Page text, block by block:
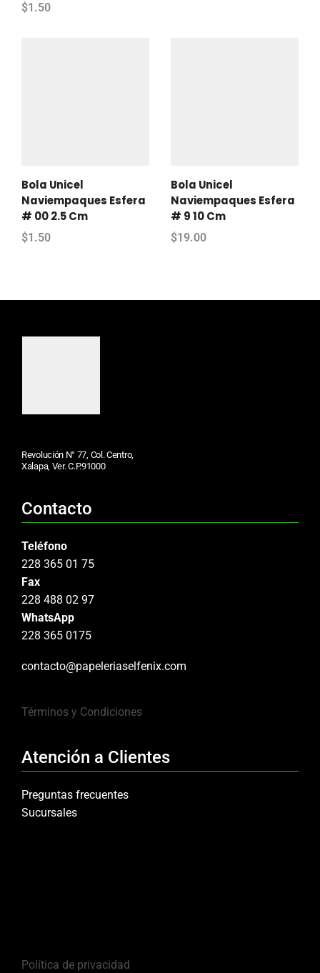
$1.50
Bola Unicel
Naviempaques Esfera
# 00 2.5 Cm
$1.50
Bola Unicel
Naviempaques Esfera
# 9 10 Cm
$19.00
Revolución N° 77, Col. Centro,
Xalapa, Ver. C.P.91000
Contacto
Teléfono
228 365 01 75
Fax
228 488 02 97
WhatsApp
228 365 0175
contacto@papeleriaselfenix.com
Términos y Condiciones
Atención a Clientes
Preguntas frecuentes
Sucursales
Política de privacidad